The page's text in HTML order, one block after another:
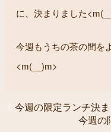
に、決まりました
今週もうちの茶の間を
<m(__)m>
今週の限定ランチ決
今週の